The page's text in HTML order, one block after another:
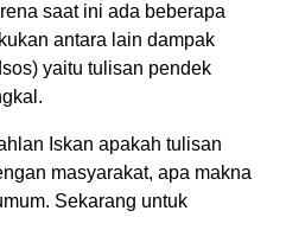
saat ini ada beberapa
antara lain dampak
yaitu tulisan pendek
Iskan apakah tulisan
masyarakat, apa makna
Sekarang untuk